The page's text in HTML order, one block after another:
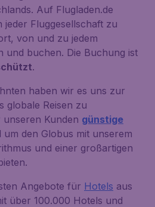
Auf Flugladen.de
jeder Fluggesellschaft zu
von und zu jedem
und buchen. Die Buchung ist
.
haben wir es uns zur
globale Reisen zu
Kunden günstige
um den Globus mit unserem
und einer großartigen
Angebote für Hotels aus
über 100.000 Hotels und